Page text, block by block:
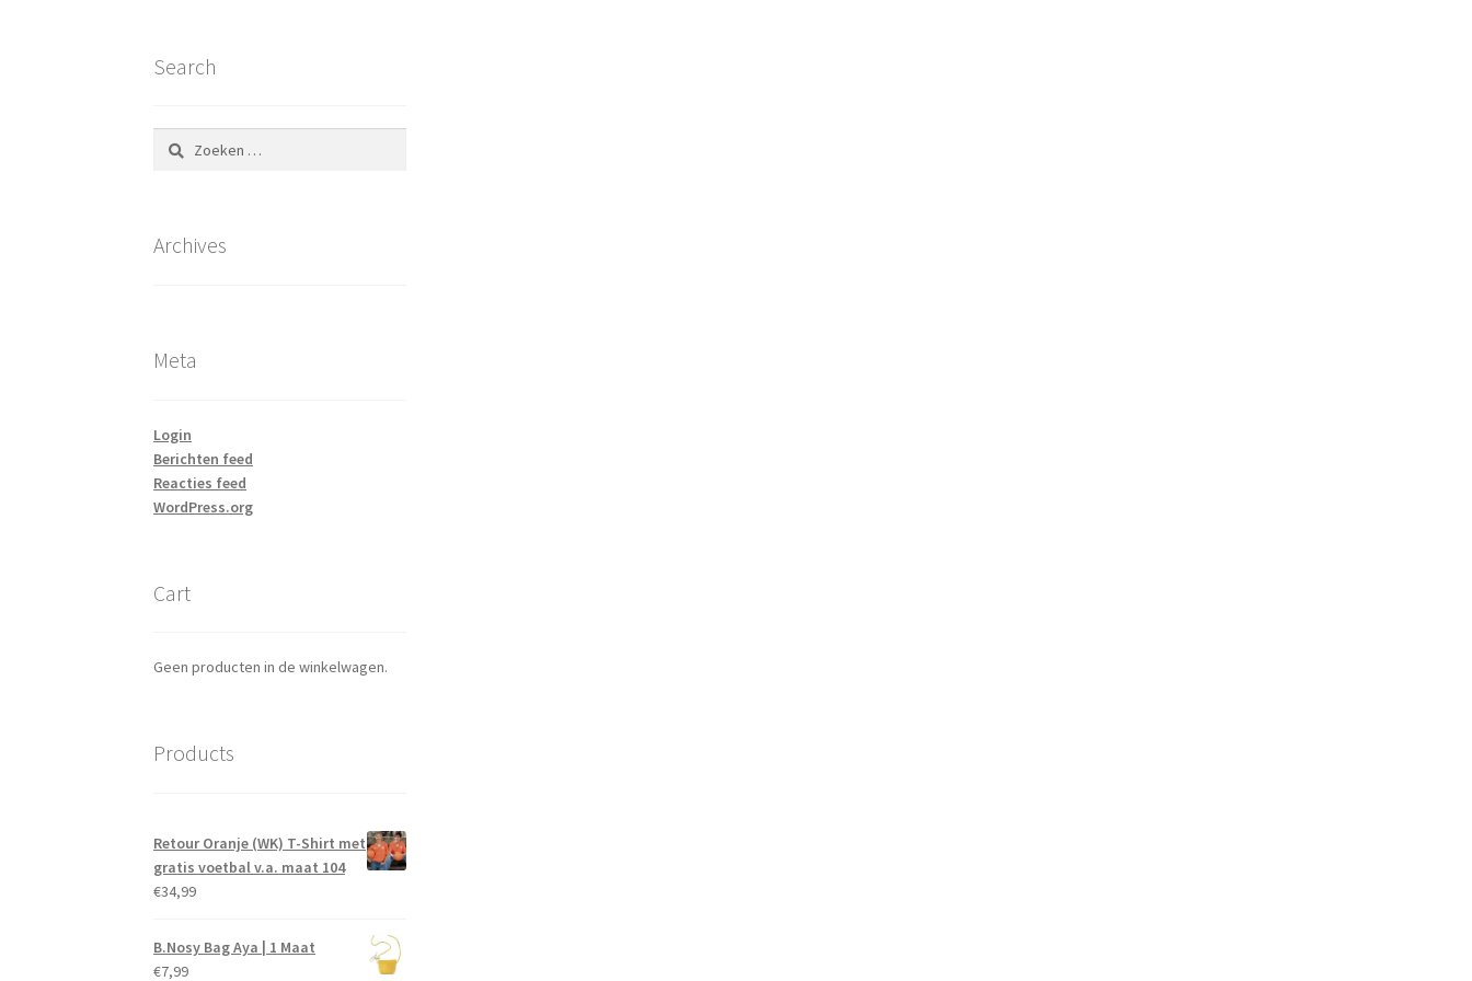
Search
Zoeken
naar:
Archives
Meta
Login
Berichten feed
Reacties feed
WordPress.org
Cart
Geen producten in de winkelwagen.
Products
Retour Oranje (WK) T-Shirt met
gratis voetbal v.a. maat 104
€34,99
B.Nosy Bag Aya | 1 Maat
€7,99